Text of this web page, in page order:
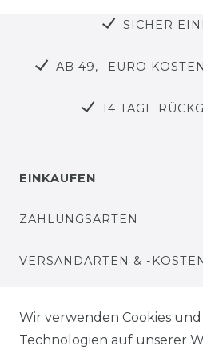
SICHER
AB 49,- EURO
14 TAGE
EINKAUFEN
ZAHLUNGSARTEN
VERSANDARTEN & -
WARENKORB
Wir verwenden Cookies
Technologien auf unserer